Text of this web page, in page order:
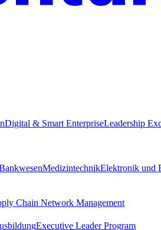
Digital & Smart EnterpriseLeadership
MedizintechnikElektronik und
Chain Network Management
Executive Leader Program